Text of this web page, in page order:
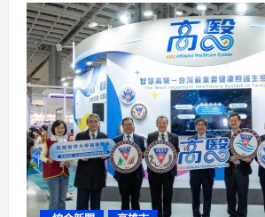
英
科
大
兩
代
護
理
人
閃
耀
醫
護
界
傑
出
校
友